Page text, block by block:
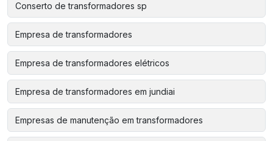
Conserto de transformadores sp
Empresa de transformadores
Empresa de transformadores elétricos
Empresa de transformadores em jundiai
Empresas de manutenção em transformadores